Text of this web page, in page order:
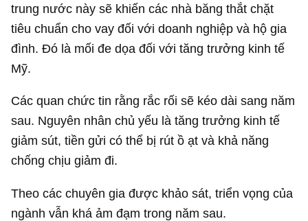
trung nước này sẽ khiến các nhà băng thắt chặt
tiêu chuẩn cho vay đối với doanh nghiệp và hộ gia
đình. Đó là mối đe dọa đối với tăng trưởng kinh tế
Mỹ.
Các quan chức tin rằng rắc rối sẽ kéo dài sang năm
sau. Nguyên nhân chủ yếu là tăng trưởng kinh tế
giảm sút, tiền gửi có thể bị rút ồ ạt và khả năng
chống chịu giảm đi.
Theo các chuyên gia được khảo sát, triển vọng của
ngành vẫn khá ảm đạm trong năm sau.